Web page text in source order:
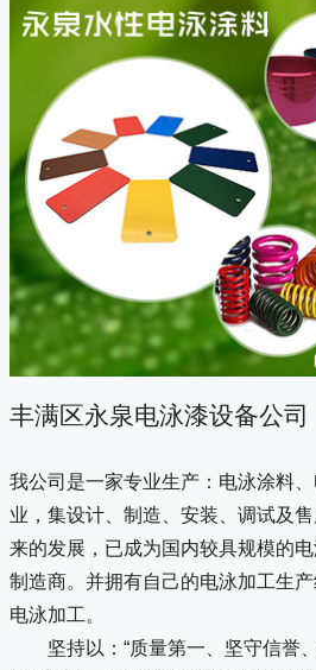
丰满区永泉电泳漆设备公司
我公司是一家专业生产：电泳涂料
业，集设计、制造、安装、调试及
来的发展，已成为国内较具规模的
制造商。并拥有自己的电泳加工生
电泳加工。
坚持以：“质量第一、坚守信誉、